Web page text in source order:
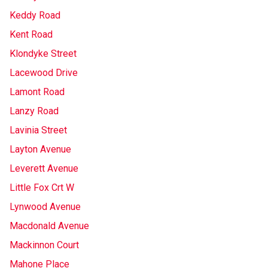
Keddy Road
Kent Road
Klondyke Street
Lacewood Drive
Lamont Road
Lanzy Road
Lavinia Street
Layton Avenue
Leverett Avenue
Little Fox Crt W
Lynwood Avenue
Macdonald Avenue
Mackinnon Court
Mahone Place